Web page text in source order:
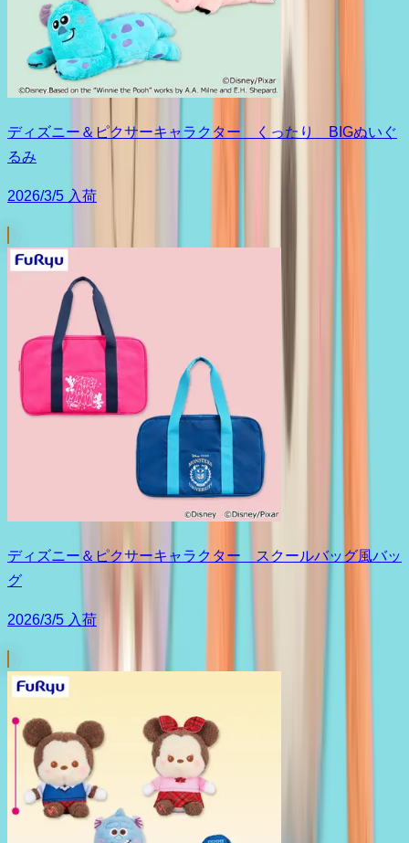
ディズニー＆ピクサーキャラクター くったり BIGぬいぐ
るみ
2026/3/5 入荷
ディズニー＆ピクサーキャラクター スクールバッグ風バッ
グ
2026/3/5 入荷